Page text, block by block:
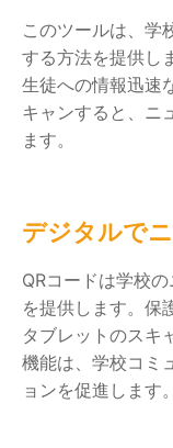
このツールは、学
する方法を提供し
生徒への情報迅速
キャンすると、ニ
ます。
デジタルで
QRコードは学校
を提供します。保
タブレットのスキ
機能は、学校コミ
ョンを促進します。